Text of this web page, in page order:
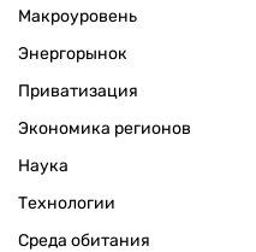
Макроуровень
Энергорынок
Приватизация
Экономика регионов
Наука
Технологии
Среда обитания